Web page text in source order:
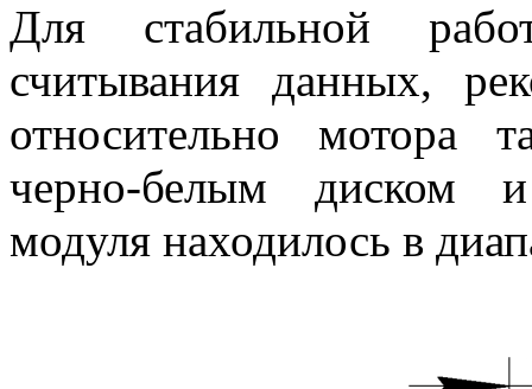
Для стабильной
считывания данных,
относительно мотора
черно-белым диском и
модуля находилось в